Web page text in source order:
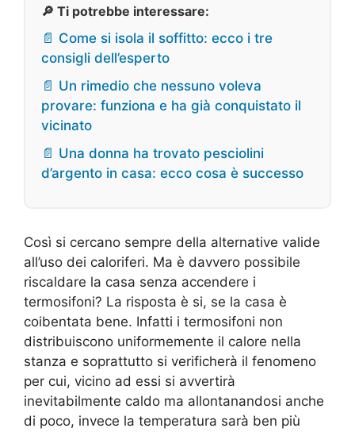
🔎 Ti potrebbe interessare:
📄 Come si isola il soffitto: ecco i tre
consigli dell’esperto
📄 Un rimedio che nessuno voleva
provare: funziona e ha già conquistato il
vicinato
📄 Una donna ha trovato pesciolini
d’argento in casa: ecco cosa è successo
Così si cercano sempre della alternative valide
all’uso dei caloriferi. Ma è davvero possibile
riscaldare la casa senza accendere i
termosifoni? La risposta è si, se la casa è
coibentata bene. Infatti i termosifoni non
distribuiscono uniformemente il calore nella
stanza e soprattutto si verificherà il fenomeno
per cui, vicino ad essi si avvertirà
inevitabilmente caldo ma allontanandosi anche
di poco, invece la temperatura sarà ben più